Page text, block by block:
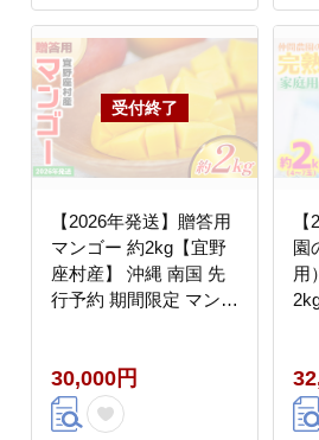
【2026年発送】贈答用
マンゴー 約2kg【宜野
座村産】 沖縄 南国 先
行予約 期間限定 マンゴ
用 濃厚 甘い 芳醇 夏
30,000円
園
用
グ
穫
沖